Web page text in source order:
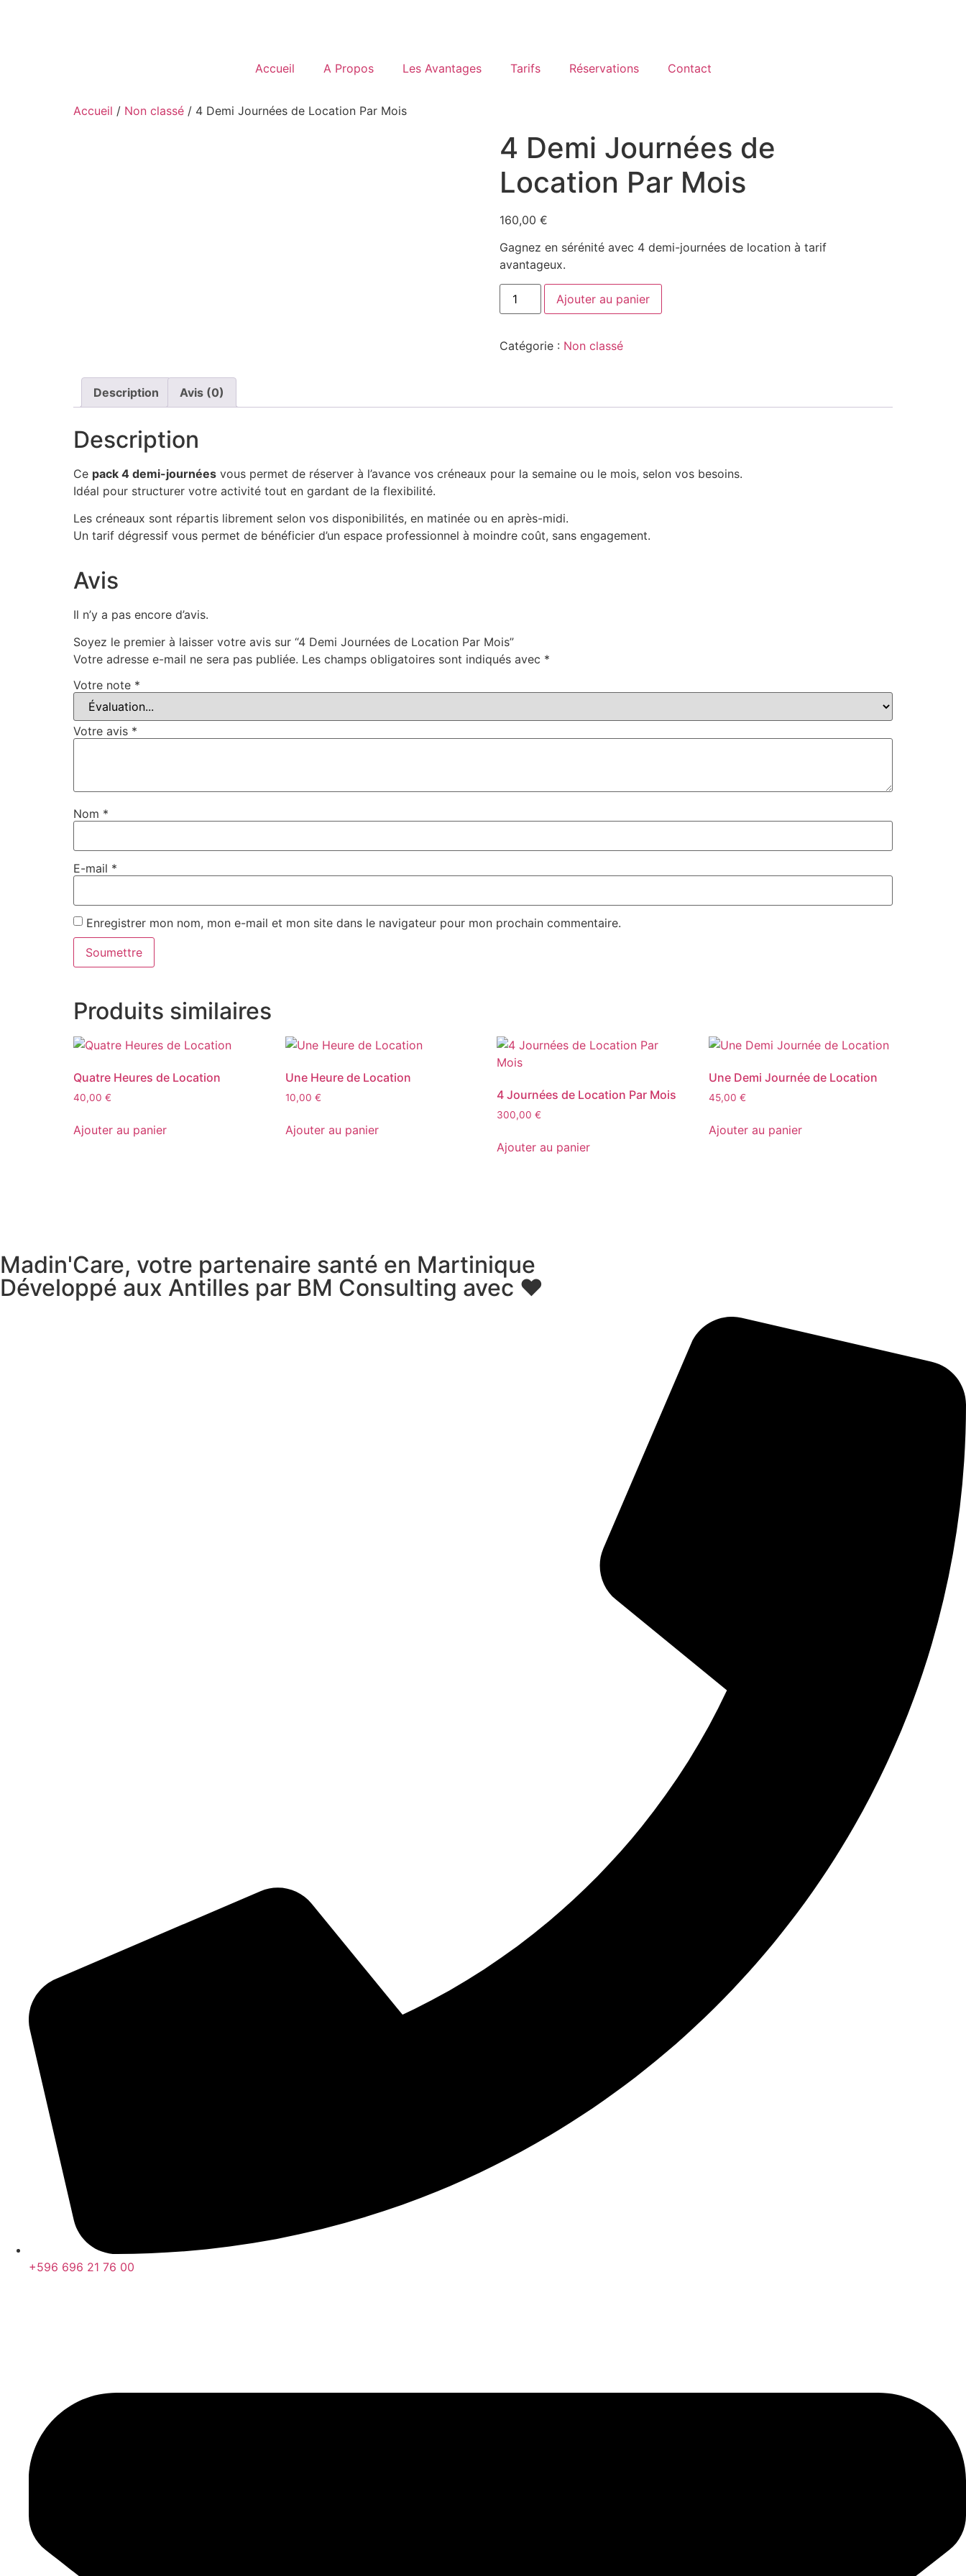
Accueil A Propos Les Avantages Tarifs Réservations Contact
Accueil / Non classé / 4 Demi Journées de Location Par Mois
4 Demi Journées de
Location Par Mois
160,00 €
Gagnez en sérénité avec 4 demi-journées de location à tarif
avantageux.
Ajouter au panier
Catégorie : Non classé
Description Avis (0)
Description
Ce pack 4 demi-journées vous permet de réserver à l’avance vos créneaux pour la semaine ou le mois, selon vos besoins.
Idéal pour structurer votre activité tout en gardant de la flexibilité.
Les créneaux sont répartis librement selon vos disponibilités, en matinée ou en après-midi.
Un tarif dégressif vous permet de bénéficier d’un espace professionnel à moindre coût, sans engagement.
Avis
Il n’y a pas encore d’avis.
Soyez le premier à laisser votre avis sur “4 Demi Journées de Location Par Mois”
Votre adresse e-mail ne sera pas publiée. Les champs obligatoires sont indiqués avec *
Votre note *
Votre avis *
Nom *
E-mail *
Enregistrer mon nom, mon e-mail et mon site dans le navigateur pour mon prochain commentaire.
Produits similaires
Quatre Heures de Location
40,00 €
Ajouter au panier
Une Heure de Location
10,00 €
Ajouter au panier
4 Journées de Location Par Mois
300,00€
Ajouter au panier
Une Demi Journée de Location
45,00€
Ajouter au panier
Madin'Care, votre partenaire santé en Martinique
Développé aux Antilles par BM Consulting avec ❤️
+596 696 21 76 00